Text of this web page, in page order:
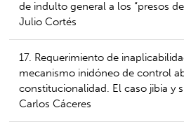
de indulto general a los “presos
Julio Cortés
17. Requerimiento de
mecanismo inidóneo de control
constitucionalidad. El caso jibia y
Carlos Cáceres